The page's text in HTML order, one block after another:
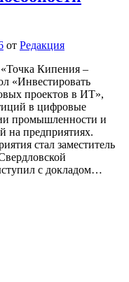
от Редакция
Кипения –
«Инвестировать
проектов в ИТ»,
в цифровые
промышленности и
на предприятиях.
стал заместитель
с докладом…